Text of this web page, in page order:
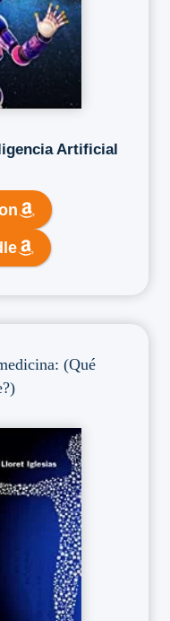
Artificial
(Qué